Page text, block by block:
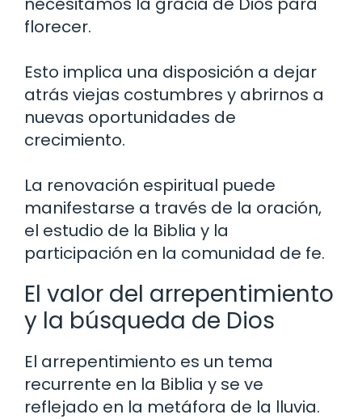
florecer.
Esto implica una disposición a dejar
atrás viejas costumbres y abrirnos a
nuevas oportunidades de
crecimiento.
La renovación espiritual puede
manifestarse a través de la oración,
el estudio de la Biblia y la
participación en la comunidad de fe.
El valor del arrepentimiento
y la búsqueda de Dios
El arrepentimiento es un tema
recurrente en la Biblia y se ve
reflejado en la metáfora de la lluvia.